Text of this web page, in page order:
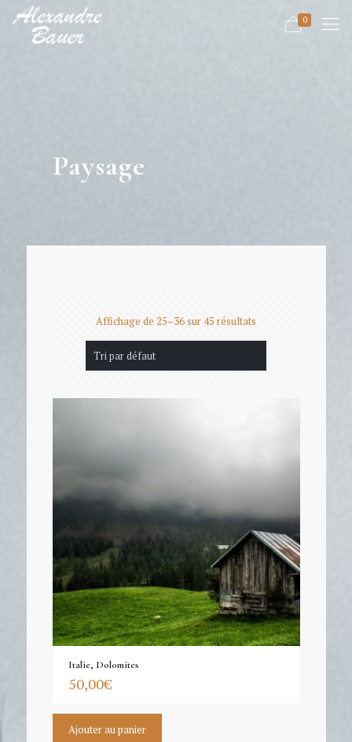
0
Paysage
Affichage de 25–36 sur 45 résultats
Italie, Dolomites
50,00€
Ajouter au panier